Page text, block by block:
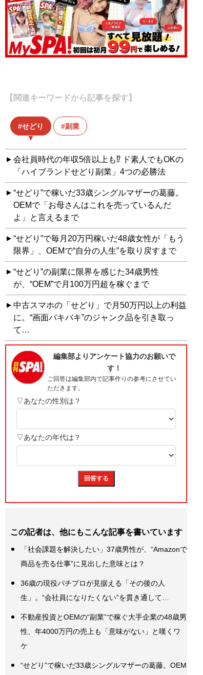
【関連キーワードから記事を探す】
せどり 副業
会社員時代の年収5倍以上も⁉︎ ド素人でもOKの
「ハイブランドせどり副業」4つの必勝法
“せどり”で稼いだ33歳シングルマザーの葛藤。
OEMで「お母さんはこれを売っているんだ
よ」と言えるまで
“せどり”で毎月20万円稼いだ48歳女性が「もう
限界」、OEMで“自分の人生”を取り戻すまで
“せどり”の副業に限界を感じた34歳男性
が、“OEM”で月100万円超を稼ぐまで
中古スマホの「せどり」で月50万円以上の利益
に。“画面バキバキ”のジャンク品を引き取っ
て…
この記者は、他にもこんな記事を書いています
「社会課題を解決したい」37歳男性が、“Amazonで
商品を売る仕事”に見出した意味とは？
36歳の現役パチプロが見据える「その後の人
生」。“会社員になりたくない”を貫き通して…
不動産投資とOEMの“副業”で稼ぐ大手企業の48歳男
性、年4000万円の売上も「意味がない」と嘆くワ
ケ
“せどり”で稼いだ33歳シングルマザーの葛藤。OEM